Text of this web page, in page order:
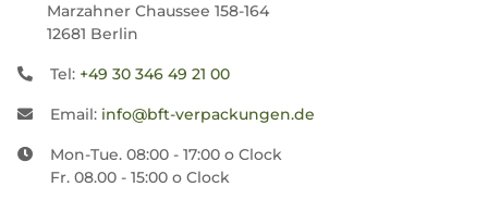
Marzahner Chaussee 158-164
12681 Berlin
Tel: +49 30 346 49 21 00
Email: info@bft-verpackungen.de
Mon-Tue. 08:00 - 17:00 o Clock
Fr. 08.00 - 15:00 o Clock